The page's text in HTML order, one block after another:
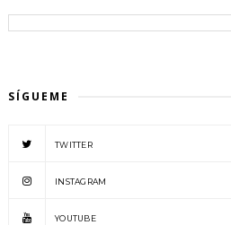
SÍGUEME
TWITTER
INSTAGRAM
YOUTUBE